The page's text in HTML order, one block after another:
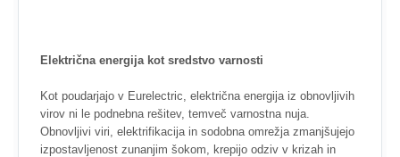
Električna energija kot sredstvo varnosti
Kot poudarjajo v Eurelectric, električna energija iz obnovljivih
virov ni le podnebna rešitev, temveč varnostna nuja.
Obnovljivi viri, elektrifikacija in sodobna omrežja zmanjšujejo
izpostavljenost zunanjim šokom, krepijo odziv v krizah in